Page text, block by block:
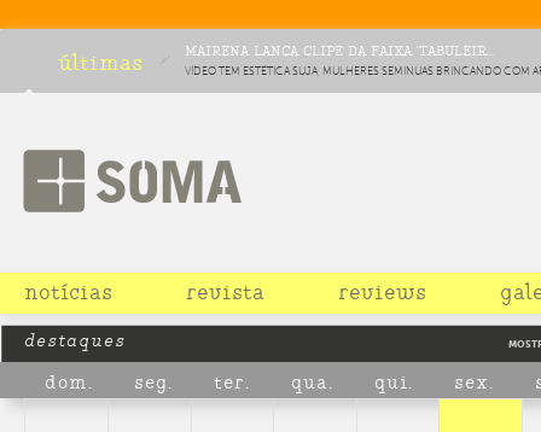
últimas MAIRENA LANÇA CLIPE DA FAIXA 'TABULEIR...
VÍDEO TEM ESTÉTICA SUJA, MULHERES SEMINUAS BRINCANDO COM
TOMANDO UM GORÓ E O MAIRENA COMENDO BANANA
notícias revista reviews
destaques
dom. seg. ter. qua. qui. sex.